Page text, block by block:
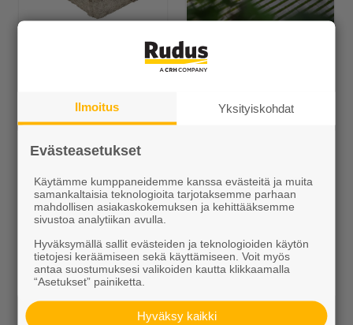
Lumo-Kartanokivi
Artik-noppa
Alk. 35,99 €/m²
CEVO-pihakivet
Alk. 37,05 €/m²
Ilmoitus Yksityiskohdat
Evästeasetukset
Käytämme kumppaneidemme kanssa evästeitä ja muita
samankaltaisia teknologioita tarjotaksemme parhaan
mahdollisen asiakaskokemuksen ja kehittääksemme
sivustoa analytiikan avulla.
Hyväksymällä sallit evästeiden ja teknologioiden käytön
tietojesi keräämiseen sekä käyttämiseen. Voit myös
antaa suostumuksesi valikoiden kautta klikkaamalla
“Asetukset” painiketta.
Hyväksy kaikki